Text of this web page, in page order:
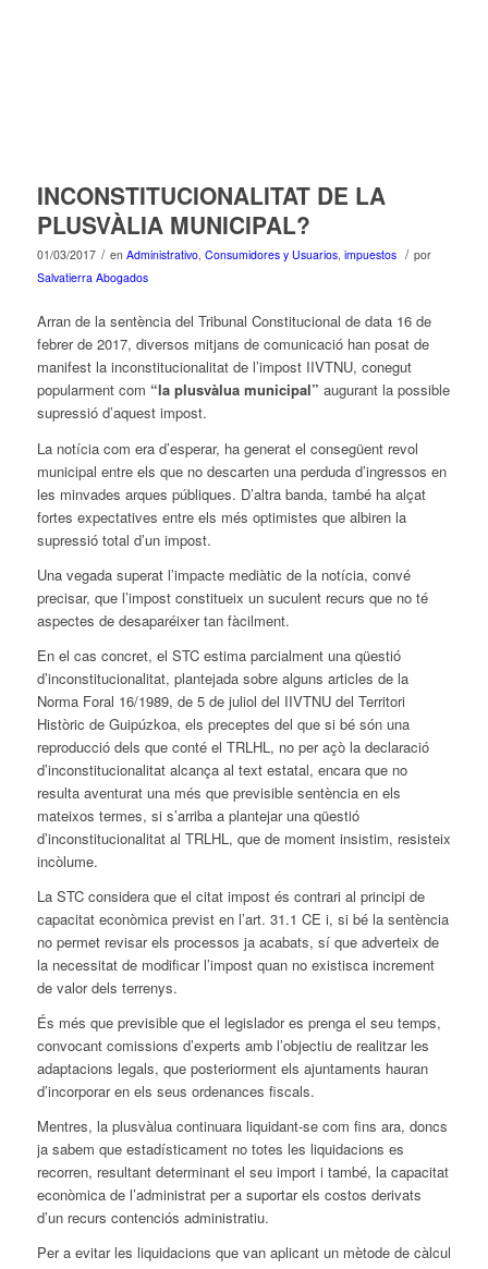
INCONSTITUCIONALITAT DE LA
PLUSVÀLIA MUNICIPAL?
01/03/2017 / en Administrativo, Consumidores y Usuarios, impuestos / por
Salvatierra Abogados
Arran de la sentència del Tribunal Constitucional de data 16 de
febrer de 2017, diversos mitjans de comunicació han posat de
manifest la inconstitucionalitat de l’impost IIVTNU, conegut
popularment com “la plusvàlua municipal” augurant la possible
supressió d’aquest impost.
La notícia com era d’esperar, ha generat el consegüent revol
municipal entre els que no descarten una perduda d’ingressos en
les minvades arques públiques. D’altra banda, també ha alçat
fortes expectatives entre els més optimistes que albiren la
supressió total d’un impost.
Una vegada superat l’impacte mediàtic de la notícia, convé
precisar, que l’impost constitueix un suculent recurs que no té
aspectes de desaparéixer tan fàcilment.
En el cas concret, el STC estima parcialment una qüestió
d’inconstitucionalitat, plantejada sobre alguns articles de la
Norma Foral 16/1989, de 5 de juliol del IIVTNU del Territori
Històric de Guipúzkoa, els preceptes del que si bé són una
reproducció dels que conté el TRLHL, no per açò la declaració
d’inconstitucionalitat alcança al text estatal, encara que no
resulta aventurat una més que previsible sentència en els
mateixos termes, si s’arriba a plantejar una qüestió
d’inconstitucionalitat al TRLHL, que de moment insistim, resisteix
incòlume.
La STC considera que el citat impost és contrari al principi de
capacitat econòmica previst en l’art. 31.1 CE i, si bé la sentència
no permet revisar els processos ja acabats, sí que adverteix de
la necessitat de modificar l’impost quan no existisca increment
de valor dels terrenys.
És més que previsible que el legislador es prenga el seu temps,
convocant comissions d’experts amb l’objectiu de realitzar les
adaptacions legals, que posteriorment els ajuntaments hauran
d’incorporar en els seus ordenances fiscals.
Mentres, la plusvàlua continuara liquidant-se com fins ara, doncs
ja sabem que estadísticament no totes les liquidacions es
recorren, resultant determinant el seu import i també, la capacitat
econòmica de l’administrat per a suportar els costos derivats
d’un recurs contenciós administratiu.
Per a evitar les liquidacions que van aplicant un mètode de càlcul